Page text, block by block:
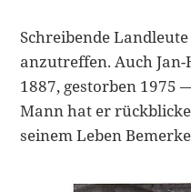
Schreibende
anzutreffen. Auch
1887, gestorben 1975
Mann hat er
seinem Leben